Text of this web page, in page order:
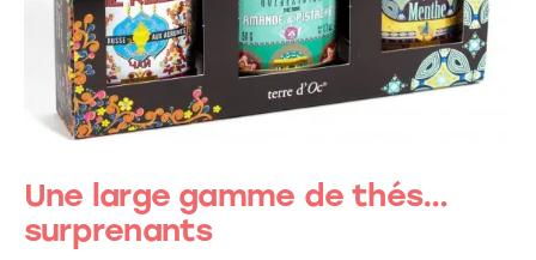
Une large gamme de thés…
surprenants